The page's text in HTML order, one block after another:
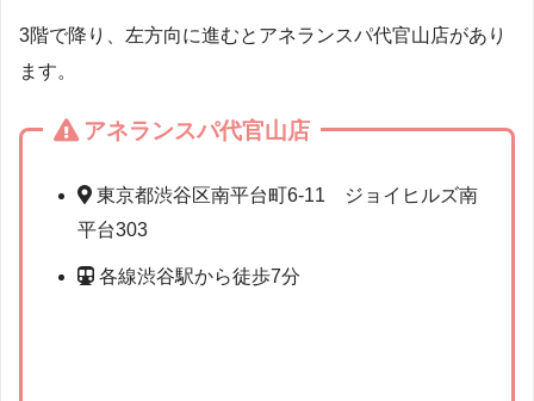
3階で降り、左方向に進むとアネランスパ代官山店があり
ます。
アネランスパ代官山店
東京都渋谷区南平台町6-11 ジョイヒルズ南
平台303
各線渋谷駅から徒歩7分